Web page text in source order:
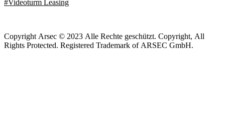
#Videoturm Leasing
Copyright Arsec © 2023 Alle Rechte geschützt. Copyright, All
Rights Protected. Registered Trademark of ARSEC GmbH.